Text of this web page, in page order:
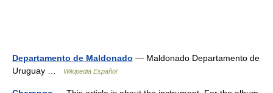
Departamento de Maldonado — Maldonado Departamento de
Uruguay …
Wikipedia Español